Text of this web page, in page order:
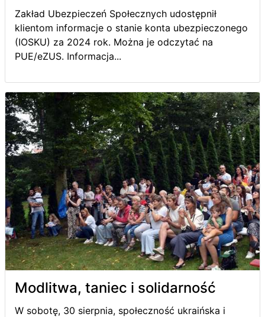
Zakład Ubezpieczeń Społecznych udostępnił
klientom informacje o stanie konta ubezpieczonego
(IOSKU) za 2024 rok. Można je odczytać na
PUE/eZUS. Informacja...
Modlitwa, taniec i solidarność
W sobotę, 30 sierpnia, społeczność ukraińska i